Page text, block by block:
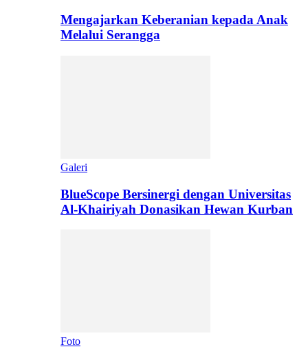
Mengajarkan Keberanian kepada Anak
Melalui Serangga
Galeri
BlueScope Bersinergi dengan Universitas
Al-Khairiyah Donasikan Hewan Kurban
Foto